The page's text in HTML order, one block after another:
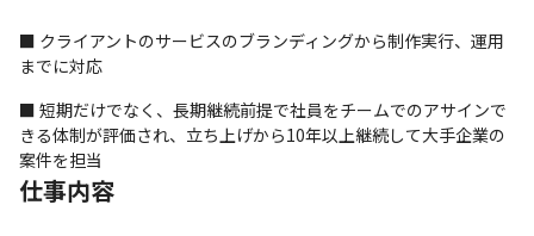
■ クライアントのサービスのブランディングから制作実行、運用
までに対応
■ 短期だけでなく、長期継続前提で社員をチームでのアサインで
きる体制が評価され、立ち上げから10年以上継続して大手企業の
案件を担当
仕事内容